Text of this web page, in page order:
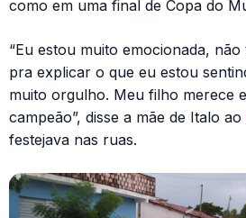
como em uma final de Copa do
“Eu estou muito emocionada,
pra explicar o que eu estou
muito orgulho. Meu filho merece
campeão”, disse a mãe de Italo ao
festejava nas ruas.